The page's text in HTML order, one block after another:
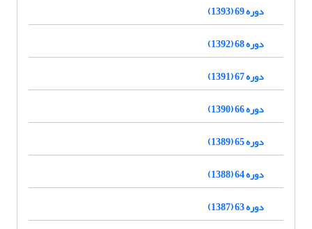
دوره 69 (1393)
دوره 68 (1392)
دوره 67 (1391)
دوره 66 (1390)
دوره 65 (1389)
دوره 64 (1388)
دوره 63 (1387)